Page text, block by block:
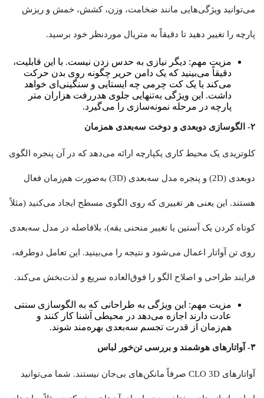
می‌توانید ویژگی‌هایی مانند ضخامت، وزن، کشش، خمش و ریزش
پارچه را تغییر دهید تا دقیقاً به متریال موردنظر خود برسید.
مزیت مهم: دیگر نیازی به حدس زدن نیست. با این قابلیت،
دقیقاً می‌بینید که یک دامن حریر چگونه روی بدن حرکت
می‌کند یا یک کت چرمی چه ایستایی و سنگینی‌ای خواهد
داشت. این ویژگی به‌تنهایی جلوی هدررفت هزاران متر
پارچه در مرحله نمونه‌سازی را می‌گیرد.
۲- الگوسازی دو‌بعدی و دوخت سه‌بعدی همزمان
کلوتریدی یک محیط کاری یکپارچه ارائه می‌دهد که در آن پنجره الگوی
دوبعدی (2D) و پنجره مدل سه‌بعدی (3D) به‌صورت هم‌زمان فعال
هستند. این یعنی هر تغییری که روی الگوی مسطح ایجاد می‌کنید (مثلاً
کوتاه کردن یک آستین یا تغییر منحنی یقه)، بلافاصله در مدل سه‌بعدی
روی تن آواتار اعمال می‌شود و نتیجه را می‌بینید. این تعامل دوطرفه،
فرایند طراحی و اصلاح الگو را فوق‌العاده سریع و لذت‌بخش می‌کند.
مزیت مهم: این ویژگی به طراحانی که به الگوسازی سنتی
عادت دارند اجازه می‌دهد در محیطی آشنا کار کنند و
هم‌زمان از قدرت تجسم سه‌بعدی بهره‌مند شوند.
۳- آواتارهای هوشمند و بررسی تن‌خور لباس
آواتارهای CLO 3D صرفاً مانکن‌های بی‌جان نیستند. شما می‌توانید